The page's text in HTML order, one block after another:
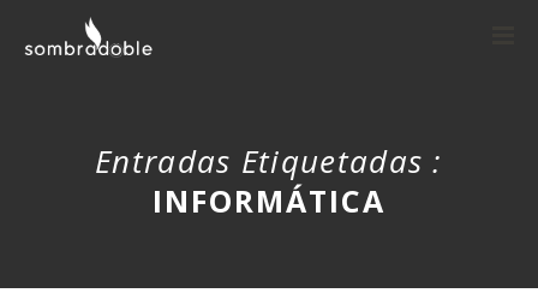
Entradas Etiquetadas :
INFORMÁTICA